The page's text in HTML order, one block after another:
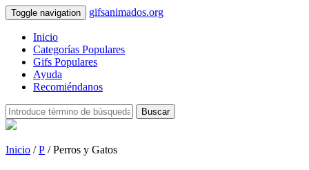
Toggle navigation gifsanimados.org
Inicio
Categorías Populares
Gifs Populares
Ayuda
Recomiéndanos
Buscar
Inicio /P / Perros y Gatos